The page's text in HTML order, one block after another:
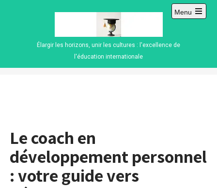
Élargir les horizons, unir les cultures : l'excellence de
l'éducation internationale
Menu
Open
Le coach en
développement personnel
: votre guide vers